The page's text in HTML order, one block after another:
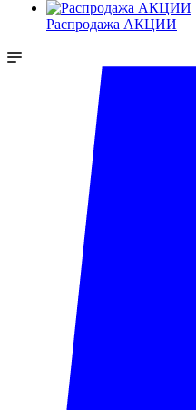
Распродажа АКЦИИ